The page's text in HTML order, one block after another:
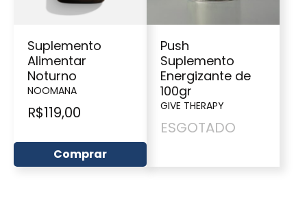
Suplemento
Alimentar
Noturno
NOOMANA
R$119,00
Comprar
Push
Suplemento
Energizante de
100gr
GIVE THERAPY
ESGOTADO